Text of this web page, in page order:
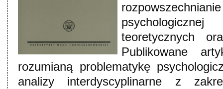
teoretycznych
Publikowane
rozumianą problematykę
analizy interdyscyplinarne z